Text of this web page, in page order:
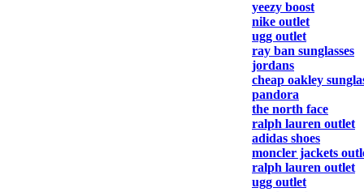
yeezy boost
nike outlet
ugg outlet
ray ban sunglasses
jordans
cheap oakley
pandora
the north face
ralph lauren outlet
adidas shoes
moncler jackets
ralph lauren outlet
ugg outlet